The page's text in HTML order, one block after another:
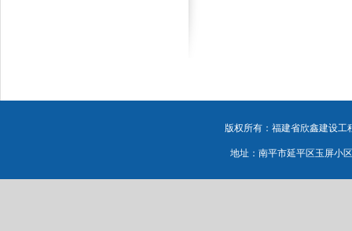
版权所有：福建省欣鑫建设
地址：南平市延平区玉屏